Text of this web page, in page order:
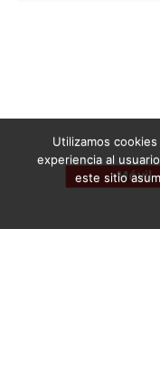
Móvil
Utilizamos
experiencia al
este sitio